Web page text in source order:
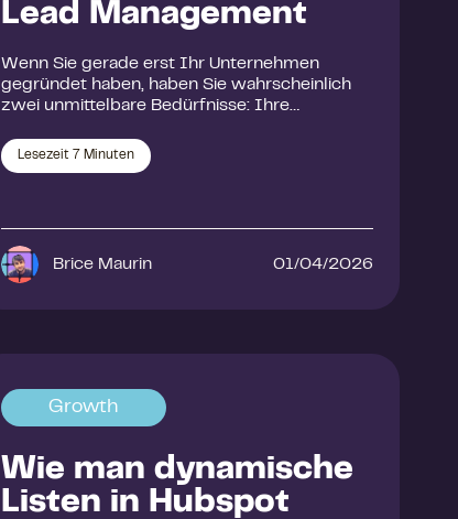
Lead Management
Wenn Sie gerade erst Ihr Unternehmen
gegründet haben, haben Sie wahrscheinlich
zwei unmittelbare Bedürfnisse: Ihre…
Lesezeit 7 Minuten
Brice Maurin 01/04/2026
Growth
Wie man dynamische
Listen in Hubspot